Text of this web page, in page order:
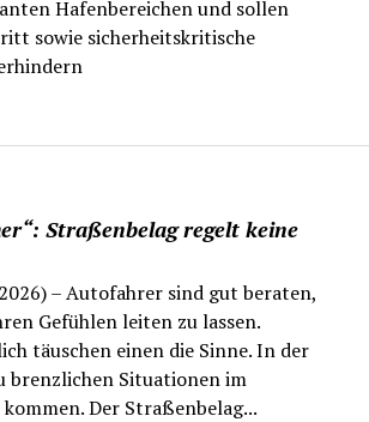
Straßenbelag regelt keine
– Autofahrer sind gut beraten,
Gefühlen leiten zu lassen.
täuschen einen die Sinne. In der
brenzlichen Situationen im
Der Straßenbelag...
Hafenbereichen und sollen
sowie sicherheitskritische